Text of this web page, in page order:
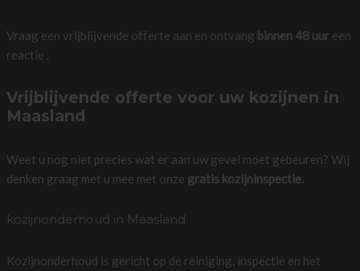
Vraag een vrijblijvende offerte aan en ontvang binnen 48 uureen
reactie .
Vrijblijvende offerte voor uw kozijnen in
Maasland
Weet u nog niet precies wat er aan uw gevel moet gebeuren? Wij
denken graag met u mee met onze gratis kozijninspectie.
kozijnonderhoud in Maasland
Kozijnonderhoud is gericht op de reiniging, inspectie en het